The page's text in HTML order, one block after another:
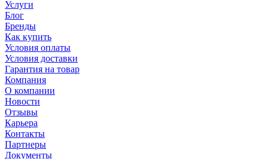
Услуги
Блог
Бренды
Как купить
Условия оплаты
Условия доставки
Гарантия на товар
Компания
О компании
Новости
Отзывы
Карьера
Контакты
Партнеры
Документы